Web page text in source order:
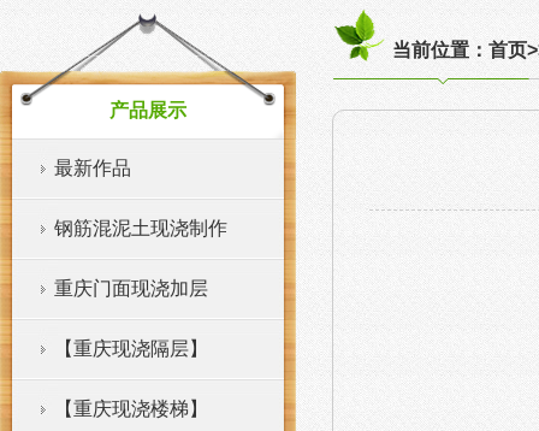
产品展示
最新作品
钢筋混泥土现浇制作
重庆门面现浇加层
【重庆现浇隔层】
【重庆现浇楼梯】
当前位置：首页